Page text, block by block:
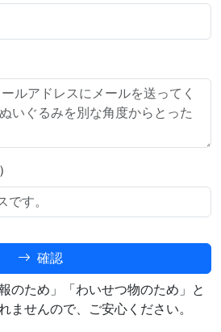
確認
のため」「わいせつ物のため」と
ませんので、ご安心ください。